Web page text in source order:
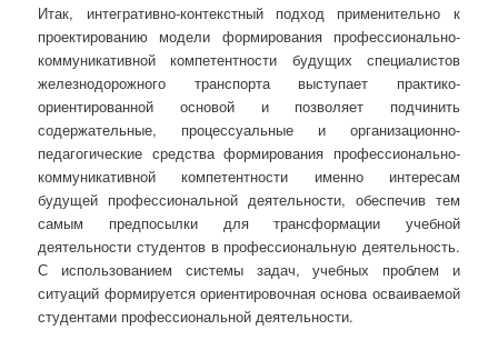
Итак, интегративно-контекстный подход применительно к
проектированию модели формирования профессионально-
коммуникативной компетентности будущих специалистов
железнодорожного транспорта выступает практико-
ориентированной основой и позволяет подчинить
содержательные, процессуальные и организационно-
педагогические средства формирования профессионально-
коммуникативной компетентности именно интересам
будущей профессиональной деятельности, обеспечив тем
самым предпосылки для трансформации учебной
деятельности студентов в профессиональную деятельность.
С использованием системы задач, учебных проблем и
ситуаций формируется ориентировочная основа осваиваемой
студентами профессиональной деятельности.